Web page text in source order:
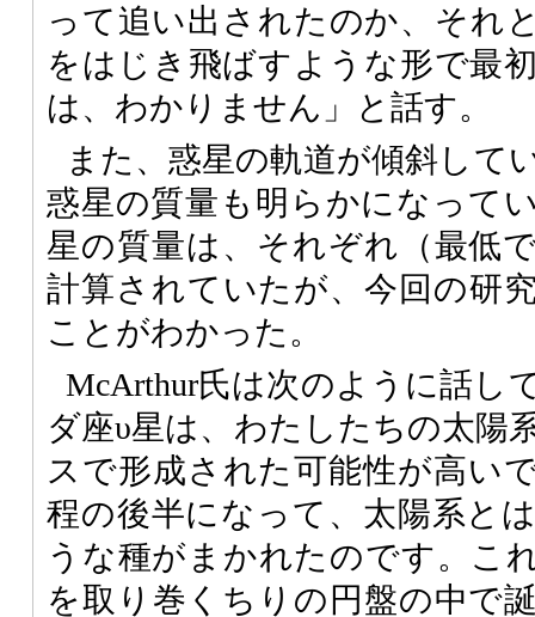
って追い出されたのか、それ
をはじき飛ばすような形で最
は、わかりません」と話す。
また、惑星の軌道が傾斜して
惑星の質量も明らかになって
星の質量は、それぞれ（最低
計算されていたが、今回の研
ことがわかった。
McArthur氏は次のように話し
ダ座υ星は、わたしたちの太陽
スで形成された可能性が高い
程の後半になって、太陽系と
うな種がまかれたのです。こ
を取り巻くちりの円盤の中で